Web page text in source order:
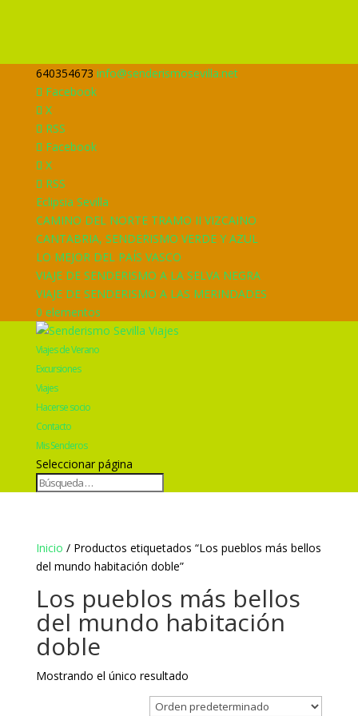
640354673 info@senderismosevilla.net
Facebook
X
RSS
Facebook
X
RSS
Eclipsia Sevilla
CAMINO DEL NORTE TRAMO II VIZCAINO
CANTABRIA, SENDERISMO VERDE Y AZUL
LO MEJOR DEL PAÍS VASCO
VIAJE DE SENDERISMO A LA SELVA NEGRA
VIAJE DE SENDERISMO A LAS MERINDADES
0 elementos
Viajes de Verano
Excursiones
Viajes
Hacerse socio
Contacto
Mis Senderos
Seleccionar página
Inicio / Productos etiquetados “Los pueblos más bellos
del mundo habitación doble”
Los pueblos más bellos
del mundo habitación
doble
Mostrando el único resultado